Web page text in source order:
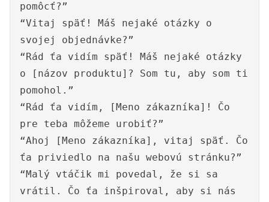
pomôcť?”
“Vitaj späť! Máš nejaké otázky o
svojej objednávke?”
“Rád ťa vidím späť! Máš nejaké otázky
o [názov produktu]? Som tu, aby som ti
pomohol.”
“Rád ťa vidím, [Meno zákazníka]! Čo
pre teba môžeme urobiť?”
“Ahoj [Meno zákazníka], vitaj späť. Čo
ťa priviedlo na našu webovú stránku?”
“Malý vtáčik mi povedal, že si sa
vrátil. Čo ťa inšpiroval, aby si nás